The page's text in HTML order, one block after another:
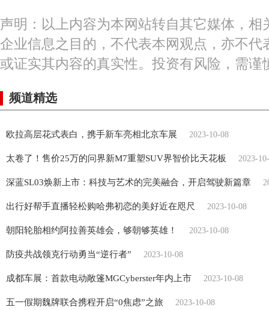
声明：以上内容为本网站转自其它媒体，相
企业信息之目的，不代表本网观点，亦不代
或证实其内容的真实性。投资有风险，需谨
频道精选
欧拉高层花式表白，携手新车亮相北京车展 2023-10-08
太卷了！售价25万的问界新M7重塑SUV界智价比天花板 2023-
深蓝SL03焕新上市：科技与艺术的完美融合，开启驾驶新篇章
出行好帮手直播轻松购哈弗初恋的美好近在咫尺 2023-10-08
朝阳轮胎相约阿拉善英雄会，够朝够英雄！ 2023-10-08
防疫共战领克行动勇当“逆行者” 2023-10-08
成都车展：首款电动敞篷MGCyberster年内上市 2023-10-08
五一假期魏牌联合携程开启“0焦虑”之旅 2023-10-08